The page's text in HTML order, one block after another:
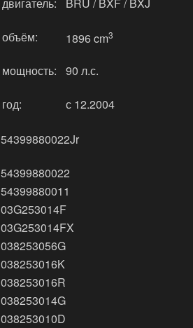
объём: 1896 cm3
мощность: 90 л.с.
год: с 12.2004
54399880022Jr
54399880022
54399880011
03G253014F
03G253014FX
038253056G
038253016K
038253016R
038253014G
038253010D